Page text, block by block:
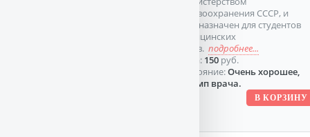
здравоохранения СССР, и
предназначен для студентов
медицинских
вузов. подробнее...
Цена: 150руб.
Состояние:Очень хорошее,
штамп врача.